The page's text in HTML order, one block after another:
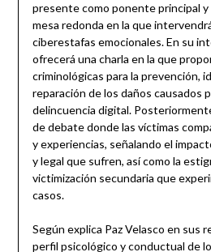
presente como ponente principal y
mesa redonda en la que
ciberestafas emocionales. En su
ofrecerá una charla en la que
criminológicas para la prevención,
reparación de los daños causados
delincuencia digital.
de debate donde las víctimas
y experiencias, señalando el
y legal que sufren, así como la
victimización secundaria que
casos.
Según explica Paz Velasco en sus
perfil psicológico y conductual de